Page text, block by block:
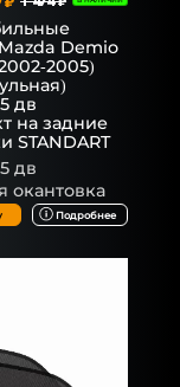
Demio
2005)
дв
на задние
STANDART
дв
окантовка
Подробнее